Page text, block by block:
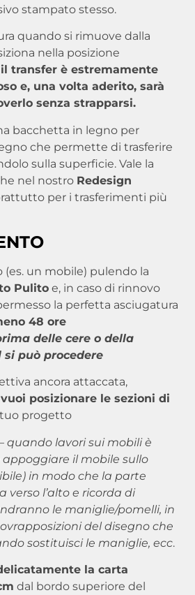
stampato stesso.
quando si rimuove dalla
nella posizione
il transfer è estremamente
e, una volta aderito, sarà
senza strapparsi.
bacchetta in legno per
che permette di trasferire
sulla superficie. Vale la
nel nostro Redesign
per i trasferimenti più
(es. un mobile) pulendo la
Pulitoe, in caso di rinnovo
la perfetta asciugatura
48 ore
delle cere o della
può procedere
ancora attaccata,
posizionare le sezioni di
progetto
quando lavori sui mobili è
il mobile sullo
in modo che la parte
verso l’alto e ricorda di
le maniglie/pomelli, in
del disegno che
sostituisci le maniglie, ecc.
la carta
dal bordo superiore del